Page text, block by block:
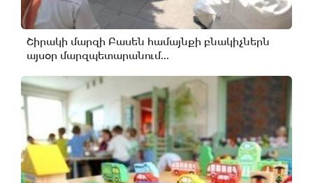
Շիրակի մարզի Բասեն համայնքի բնակիչներն
այսօր մարզպետարանում...